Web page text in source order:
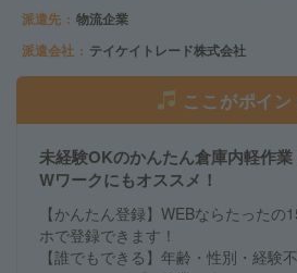
派遣先
物流企業
派遣会社
テイケイトレード株式会社
ここがポイン
未経験OKのかんたん倉庫内軽作
Wワークにもオススメ！
【かんたん登録】WEBならたったの
ホで登録できます！
【誰でもできる】年齢・性別・経験